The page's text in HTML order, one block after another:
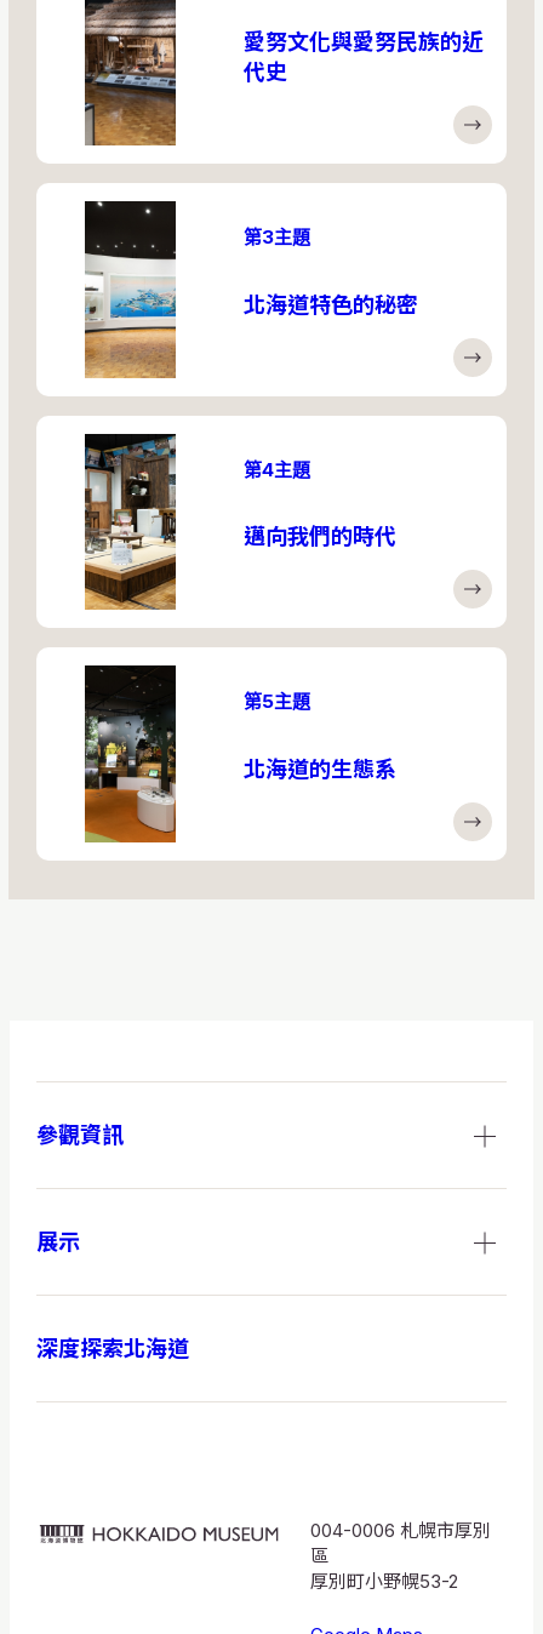
愛努文化與愛努民族的近
代史
第3主題
北海道特色的秘密
第4主題
邁向我們的時代
第5主題
北海道的生態系
參觀資訊
展示
深度探索北海道
HOKKAIDO
004-0006 札幌市厚別
區
厚別町小野幌53-2